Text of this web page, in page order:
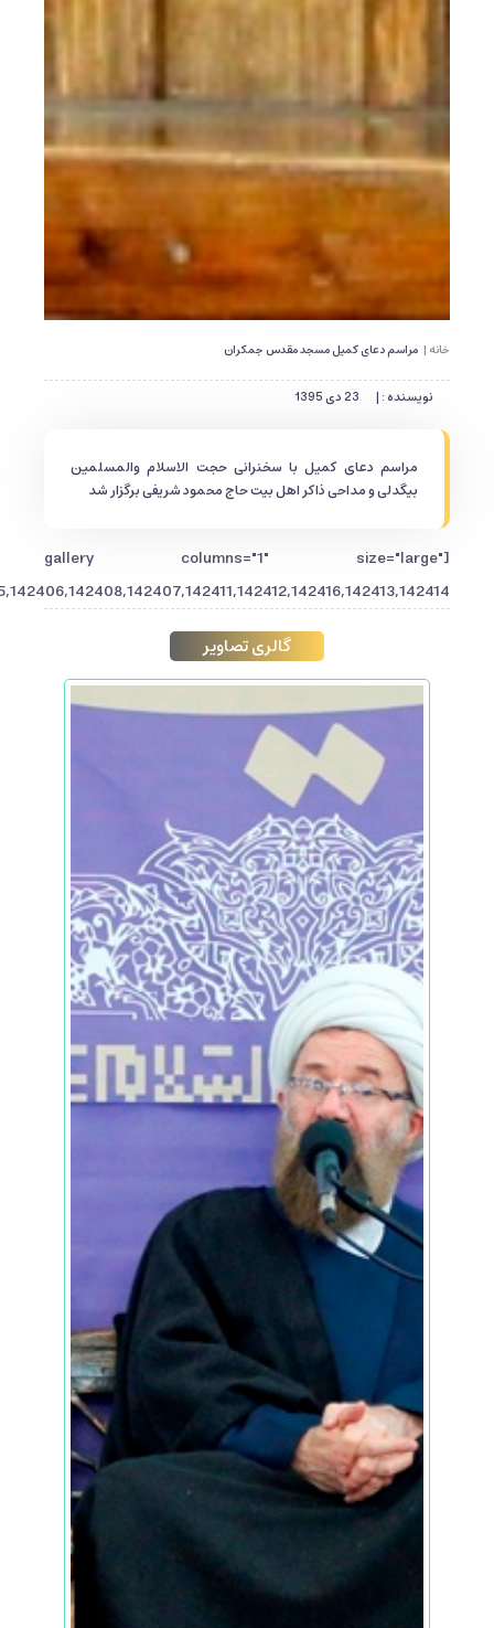
خانه | مراسم دعای کمیل مسجد مقدس جمکران
نویسنده : | 23 دی 1395
مراسم دعای کمیل با سخنرانی حجت الاسلام والمسلمین
بیگدلی و مداحی ذاکر اهل بیت حاج محمود شریفی برگزار شد
[gallery columns="1" size="large"
گالری تصاویر